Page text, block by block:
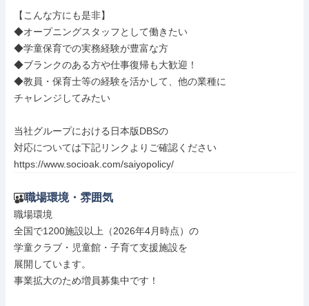
【こんな方にも是非】
◆オープニングスタッフとして働きたい
◆学童保育での実務経験が豊富な方
◆ブランクのある方や仕事復帰も大歓迎！
◆教員・保育士等の経験を活かして、他の業種に
チャレンジしてみたい
当社グループにおける日本版DBSの
対応については下記リンクよりご確認ください
https://www.socioak.com/saiyopolicy/
職場環境・雰囲気
職場環境
全国で1200施設以上（2026年4月時点）の
学童クラブ・児童館・子育て支援施設を
展開しています。
事業拡大のため増員募集中です！